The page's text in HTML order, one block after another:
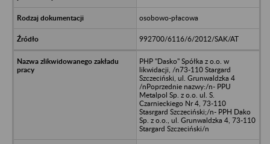
osobowo-płacowa
992700/6116/6/2012/SAK/AT
PHP "Dasko" Spółka z o.o. w
likwidacji, /n73-110 Stargard
Szczeciński, ul. Grunwaldzka 4
/nPoprzednie nazwy:/n- PPU
Metalpol Sp. z o.o. ul. S.
Czarnieckiego Nr 4, 73-110
Stasrgard Szczeciński;/n- PPH Dako
Sp. z o.o., ul. Grunwaldzka 4, 73-110
Stargard Szczeciński/n